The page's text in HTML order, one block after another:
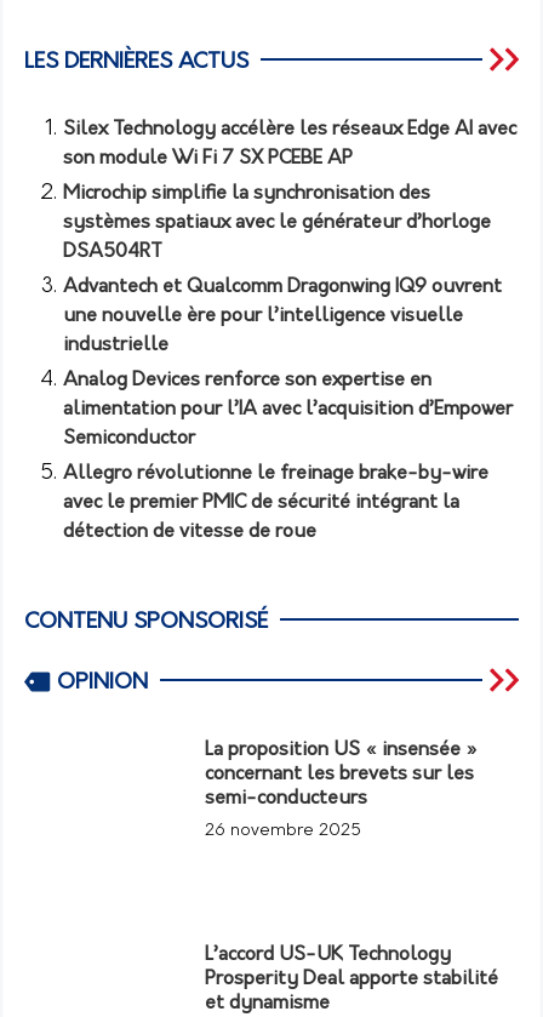
LES DERNIÈRES ACTUS
Silex Technology accélère les réseaux Edge AI avec
son module Wi Fi 7 SX PCEBE AP
Microchip simplifie la synchronisation des
systèmes spatiaux avec le générateur d’horloge
DSA504RT
Advantech et Qualcomm Dragonwing IQ9 ouvrent
une nouvelle ère pour l’intelligence visuelle
industrielle
Analog Devices renforce son expertise en
alimentation pour l’IA avec l’acquisition d’Empower
Semiconductor
Allegro révolutionne le freinage brake-by-wire
avec le premier PMIC de sécurité intégrant la
détection de vitesse de roue
CONTENU SPONSORISÉ
OPINION
La proposition US « insensée »
concernant les brevets sur les
semi-conducteurs
26 novembre 2025
L’accord US-UK Technology
Prosperity Deal apporte stabilité
et dynamisme